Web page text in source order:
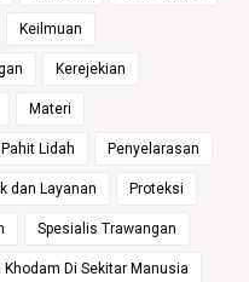
Keilmuan
Kerejekian
Materi
Pahit Lidah Penyelarasan
dan Layanan Proteksi
Spesialis Trawangan
Di Sekitar Manusia